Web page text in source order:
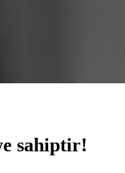
sahiptir!